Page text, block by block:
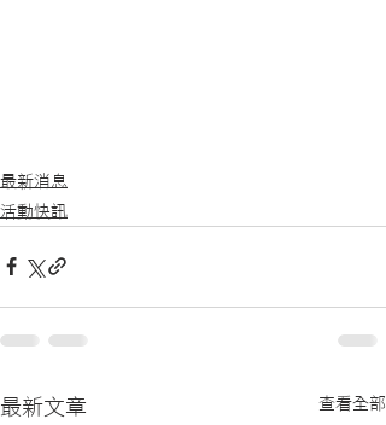
最新消息
活動快訊
最新文章 查看全部